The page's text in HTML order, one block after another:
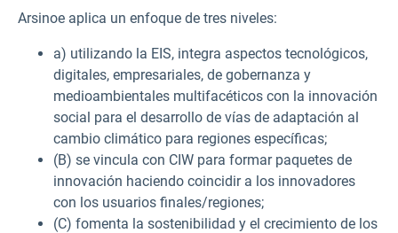
Arsinoe aplica un enfoque de tres niveles:
a) utilizando la EIS, integra aspectos tecnológicos,
digitales, empresariales, de gobernanza y
medioambientales multifacéticos con la innovación
social para el desarrollo de vías de adaptación al
cambio climático para regiones específicas;
(B) se vincula con CIW para formar paquetes de
innovación haciendo coincidir a los innovadores
con los usuarios finales/regiones;
(C) fomenta la sostenibilidad y el crecimiento de los